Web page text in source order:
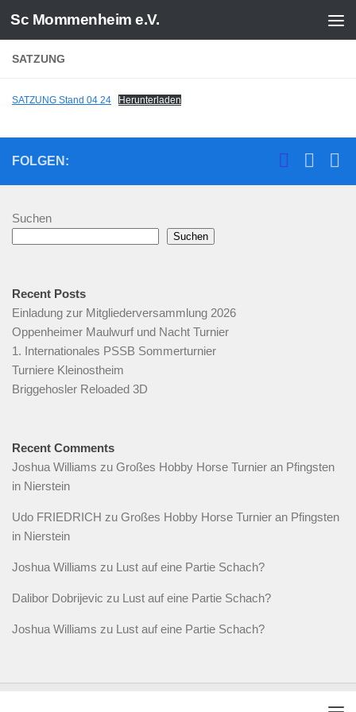
Zum Inhalt springen
Sc Mommenheim e.V.
SATZUNG
SATZUNG Stand 04 24 Herunterladen
FOLGEN:
Suchen
Suchen
Recent Posts
Einladung zur Mitgliederversammlung 2026
Oppenheimer Maulwurf und Nacht Turnier
1. Internationales PSSB Sommerturnier
Turniere Kleinostheim
Briggehosler Reloaded 3D
Recent Comments
Joshua Williams zu Großes Hobby Horse Turnier an Pfingsten
in Nierstein
Udo FRIEDRICH zu Großes Hobby Horse Turnier an Pfingsten
in Nierstein
Joshua Williams zu Lust auf eine Partie Schach?
Dalibor Dobrijevic zu Lust auf eine Partie Schach?
Joshua Williams zu Lust auf eine Partie Schach?